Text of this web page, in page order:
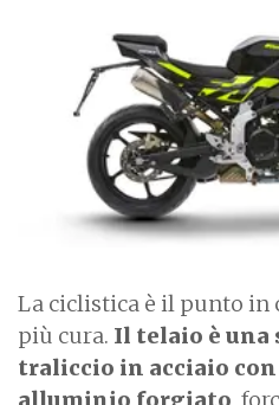
La ciclistica è il punto in
più cura. Il telaio è una
traliccio in acciaio
alluminio forgiato ,